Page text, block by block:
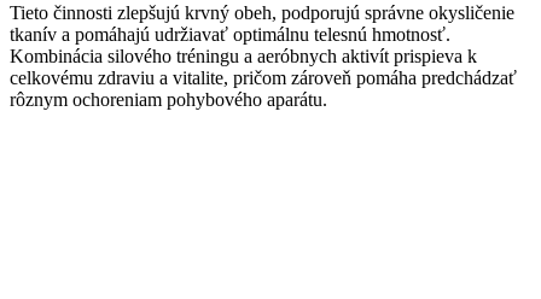
Tieto činnosti zlepšujú krvný obeh, podporujú správne okysličenie
tkanív a pomáhajú udržiavať optimálnu telesnú hmotnosť.
Kombinácia silového tréningu a aeróbnych aktivít prispieva k
celkovému zdraviu a vitalite, pričom zároveň pomáha predchádzať
rôznym ochoreniam pohybového aparátu.